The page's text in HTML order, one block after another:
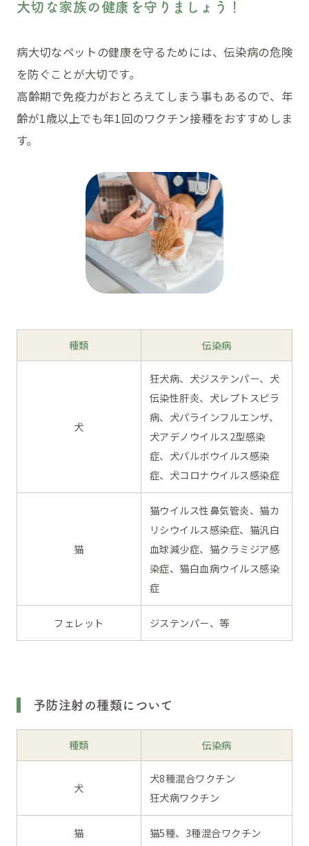
大切な家族の健康を守りましょう！
病大切なペットの健康を守るためには、伝染病の危険
を防ぐことが大切です。
高齢期で免疫力がおとろえてしまう事もあるので、年
齢が1歳以上でも年1回のワクチン接種をおすすめしま
す。
種類 伝染病
犬
狂犬病、犬ジステンパー、犬
伝染性肝炎、犬レプトスピラ
病、犬パラインフルエンザ、
犬アデノウイルス2型感染
症、犬パルボウイルス感染
症、犬コロナウイルス感染症
猫
猫ウイルス性鼻気管炎、猫カ
リシウイルス感染症、猫汎白
血球減少症、猫クラミジア感
染症、猫白血病ウイルス感染
症
フェレット ジステンパー、等
予防注射の種類について
種類 伝染病
犬
犬8種混合ワクチン
狂犬病ワクチン
猫 猫5種、3種混合ワクチン